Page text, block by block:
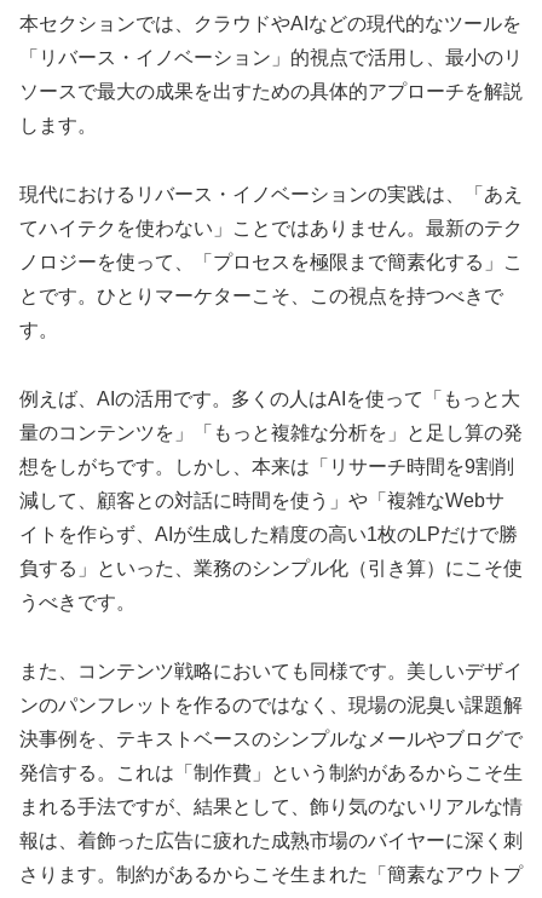
本セクションでは、クラウドやAIなどの現代的なツールを
「リバース・イノベーション」的視点で活用し、最小のリ
ソースで最大の成果を出すための具体的アプローチを解説
します。
現代におけるリバース・イノベーションの実践は、「あえ
てハイテクを使わない」ことではありません。最新のテク
ノロジーを使って、「プロセスを極限まで簡素化する」こ
とです。ひとりマーケターこそ、この視点を持つべきで
す。
例えば、AIの活用です。多くの人はAIを使って「もっと大
量のコンテンツを」「もっと複雑な分析を」と足し算の発
想をしがちです。しかし、本来は「リサーチ時間を9割削
減して、顧客との対話に時間を使う」や「複雑なWebサ
イトを作らず、AIが生成した精度の高い1枚のLPだけで勝
負する」といった、業務のシンプル化（引き算）にこそ使
うべきです。
また、コンテンツ戦略においても同様です。美しいデザイ
ンのパンフレットを作るのではなく、現場の泥臭い課題解
決事例を、テキストベースのシンプルなメールやブログで
発信する。これは「制作費」という制約があるからこそ生
まれる手法ですが、結果として、飾り気のないリアルな情
報は、着飾った広告に疲れた成熟市場のバイヤーに深く刺
さります。制約があるからこそ生まれた「簡素なアウトプ